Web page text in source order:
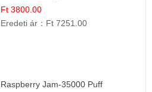
Ft 3800.00
Eredeti ár： Ft 7251.00
Raspberry Jam-35000 Puff